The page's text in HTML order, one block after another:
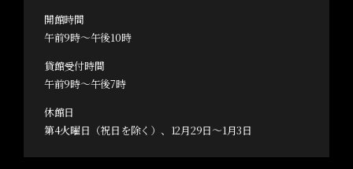
開館時間
午前9時～午後10時
貸館受付時間
午前9時～午後7時
休館日
第4火曜日（祝日を除く）、12月29日～1月3日